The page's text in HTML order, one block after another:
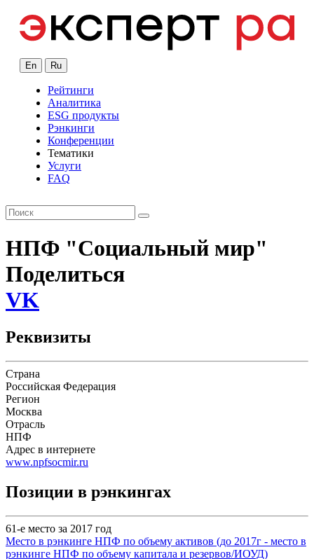
En Ru
Рейтинги
Аналитика
ESG продукты
Рэнкинги
Конференции
Тематики
Услуги
FAQ
НПФ "Социальный мир"
Поделиться
VK
Реквизиты
Страна
Российская Федерация
Регион
Москва
Отрасль
НПФ
Адрес в интернете
www.npfsocmir.ru
Позиции в рэнкингах
61-е место за 2017 год
Место в рэнкинге НПФ по объему активов (до 2017г - место в
рэнкинге НПФ по объему капитала и резервов/ИОУД)